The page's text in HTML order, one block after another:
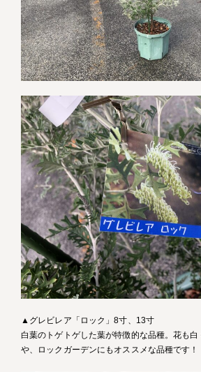
▲グレビレア「ロック」8寸、13寸
白葉のトゲトゲした葉が特徴的な品種。花も
や、ロックガーデンにもオススメな品種です！